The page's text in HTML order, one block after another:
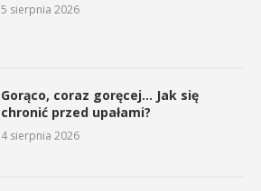
5 sierpnia 2026
Gorąco, coraz goręcej… Jak się
chronić przed upałami?
4 sierpnia 2026